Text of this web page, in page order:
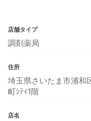
店舗タイプ
調剤薬局
住所
埼玉県さいたま市浦和
町ｼﾃｨ1階
店名